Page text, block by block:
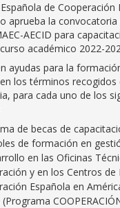
de Cooperación
aprueba la
AECID para
académico 2022-
ayudas para la
los términos recogidos
para cada uno de los
de becas de
de formación en
en las Oficinas
y en los Centros de
Española en
(Programa